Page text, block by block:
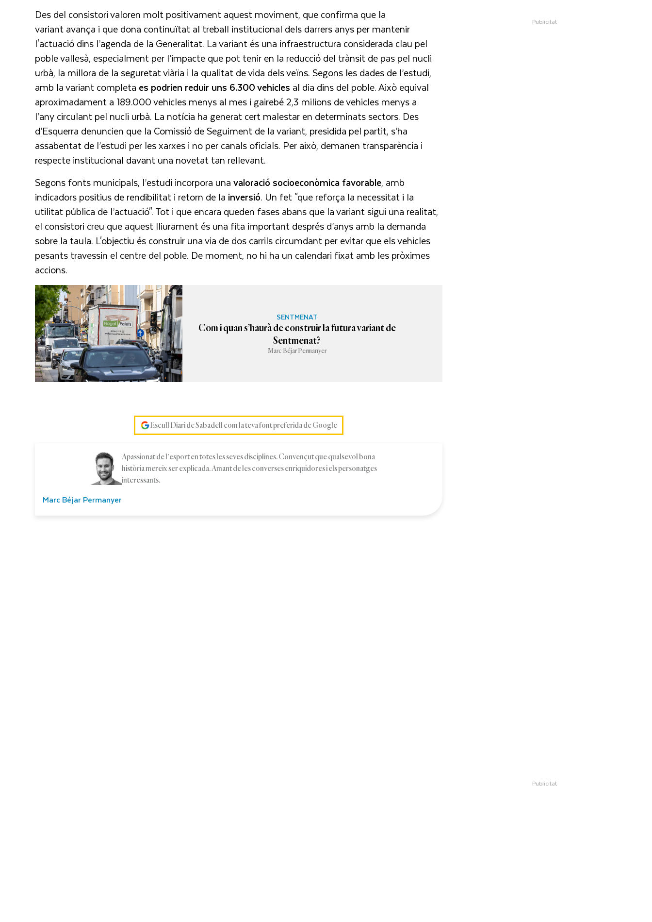
Des del consistori valoren molt positivament aquest moviment, que confirma que la
variant avança i que dona continuïtat al treball institucional dels darrers anys per mantenir
l'actuació dins l’agenda de la Generalitat. La variant és una infraestructura considerada clau pel
poble vallesà, especialment per l’impacte que pot tenir en la reducció del trànsit de pas pel nucli
urbà, la millora de la seguretat viària i la qualitat de vida dels veïns. Segons les dades de l’estudi,
amb la variant completa es podrien reduir uns 6.300 vehicles al dia dins del poble. Això equival
aproximadament a 189.000 vehicles menys al mes i gairebé 2,3 milions de vehicles menys a
l’any circulant pel nucli urbà. La notícia ha generat cert malestar en determinats sectors. Des
d’Esquerra denuncien que la Comissió de Seguiment de la variant, presidida pel partit, s’ha
assabentat de l’estudi per les xarxes i no per canals oficials. Per això, demanen transparència i
respecte institucional davant una novetat tan rellevant.
Segons fonts municipals, l’estudi incorpora unavaloració socioeconòmica favorable, amb
indicadors positius de rendibilitat i retorn de la inversió. Un fet "que reforça la necessitat i la
utilitat pública de l’actuació". Tot i que encara queden fases abans que la variant sigui una realitat,
el consistori creu que aquest lliurament és una fita important després d’anys amb la demanda
sobre la taula. L'objectiu és construir una via de dos carrils circumdant per evitar que els vehicles
pesants travessin el centre del poble. De moment, no hi ha un calendari fixat amb les pròximes
accions.
SENTMENAT
Com i quan s’haurà de construir la futura variant de
Sentmenat?
Marc Béjar Permanyer
Escull Diari de Sabadell com la teva font preferida de Google
Marc Béjar Permanyer
Apassionat de l'esport en totes les seves disciplines. Convençut que qualsevol bona
història mereix ser explicada. Amant de les converses enriquidores i els personatges
interessants.